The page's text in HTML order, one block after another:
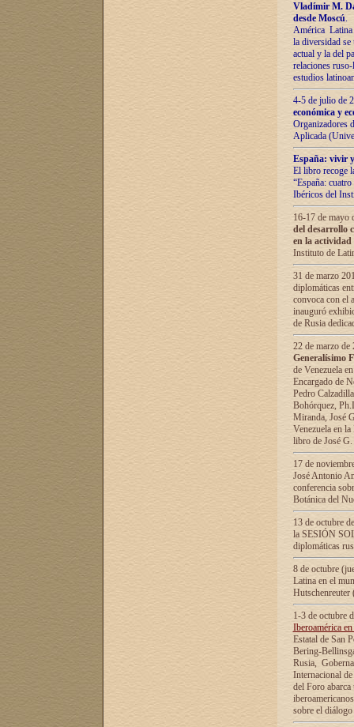
Vladímir М.
desde Moscú.
América Latina
la diversidad
actual у lа del
relaciones
estudios
4-5 de julio de
económica y
Organizadores
Aplicada
España: vivir
El libro recoge
“España:
Ibéricos del
16-17 de mayo
del desarrollo
en la
Instituto de
31 de marzo
diplomáticas
convoca con el
inauguró
de Rusia
22 de marzo
Generalísimo
de Venezuela
Encargado de
Pedro
Bohórquez,
Miranda, José
Venezuela en
libro de José
17 de
José Antonio
conferencia
Botánica del
13 de octubre
la SESIÓN
diplomáticas
8 de octubre
Latina en el
1-3 de octubre
Iberoamérica
Estatal de San
Bering-
Rusia,
Internacional
del Foro
sobre el